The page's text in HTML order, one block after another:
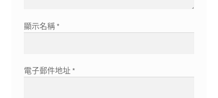
顯示名稱 *
電子郵件地址 *